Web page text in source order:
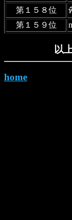
第１５８位
第１５９位
以
home